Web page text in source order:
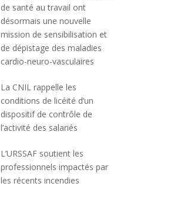
de santé au travail ont
désormais une nouvelle
mission de sensibilisation et
de dépistage des maladies
cardio-neuro-vasculaires
La CNIL rappelle les
conditions de licéité d’un
dispositif de contrôle de
l’activité des salariés
L’URSSAF soutient les
professionnels impactés par
les récents incendies